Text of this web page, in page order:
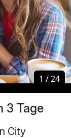
3 Tage
City
1 /24
1 /24